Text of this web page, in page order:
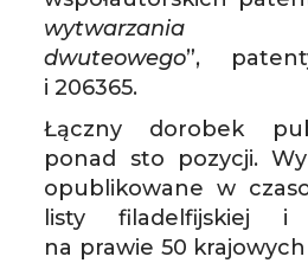
wytwarzania
dwuteowego”,
i 206365.
Łączny dorobek
ponad sto pozycji.
opublikowane w
listy filadelfijskiej i
na prawie 50